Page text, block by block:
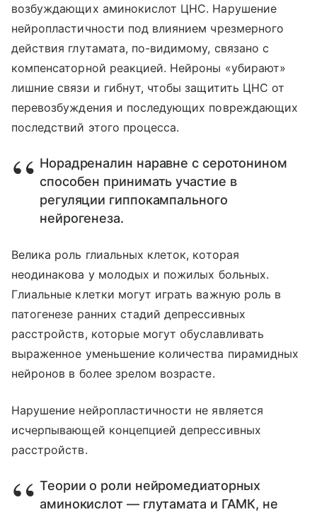
возбуждающих аминокислот ЦНС. Нарушение
нейропластичности под влиянием чрезмерного
действия глутамата, по-видимому, связано с
компенсаторной реакцией. Нейроны «убирают»
лишние связи и гибнут, чтобы защитить ЦНС от
перевозбуждения и последующих повреждающих
последствий этого процесса.
Норадреналин наравне с серотонином
способен принимать участие в
регуляции гиппокампального
нейрогенеза.
Велика роль глиальных клеток, которая
неодинакова у молодых и пожилых больных.
Глиальные клетки могут играть важную роль в
патогенезе ранних стадий депрессивных
расстройств, которые могут обуславливать
выраженное уменьшение количества пирамидных
нейронов в более зрелом возрасте.
Нарушение нейропластичности не является
исчерпывающей концепцией депрессивных
расстройств.
Теории о роли нейромедиаторных
аминокислот — глутамата и ГАМК, не